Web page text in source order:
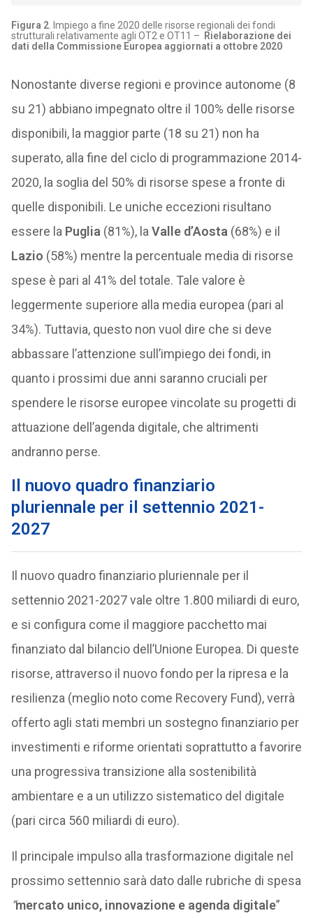
Figura 2. Impiego a fine 2020 delle risorse regionali dei fondi
strutturali relativamente agli OT2 e OT11 – Rielaborazione dei
dati della Commissione Europea aggiornati a ottobre 2020
Nonostante diverse regioni e province autonome (8
su 21) abbiano impegnato oltre il 100% delle risorse
disponibili, la maggior parte (18 su 21) non ha
superato, alla fine del ciclo di programmazione 2014-
2020, la soglia del 50% di risorse spese a fronte di
quelle disponibili. Le uniche eccezioni risultano
essere la Puglia (81%), la Valle d’Aosta (68%) e il
Lazio (58%) mentre la percentuale media di risorse
spese è pari al 41% del totale. Tale valore è
leggermente superiore alla media europea (pari al
34%). Tuttavia, questo non vuol dire che si deve
abbassare l’attenzione sull’impiego dei fondi, in
quanto i prossimi due anni saranno cruciali per
spendere le risorse europee vincolate su progetti di
attuazione dell’agenda digitale, che altrimenti
andranno perse.
Il nuovo quadro finanziario
pluriennale per il settennio 2021-
2027
Il nuovo quadro finanziario pluriennale per il
settennio 2021-2027 vale oltre 1.800 miliardi di euro,
e si configura come il maggiore pacchetto mai
finanziato dal bilancio dell’Unione Europea. Di queste
risorse, attraverso il nuovo fondo per la ripresa e la
resilienza (meglio noto come Recovery Fund), verrà
offerto agli stati membri un sostegno finanziario per
investimenti e riforme orientati soprattutto a favorire
una progressiva transizione alla sostenibilità
ambientare e a un utilizzo sistematico del digitale
(pari circa 560 miliardi di euro).
Il principale impulso alla trasformazione digitale nel
prossimo settennio sarà dato dalle rubriche di spesa
“mercato unico, innovazione e agenda digitale”